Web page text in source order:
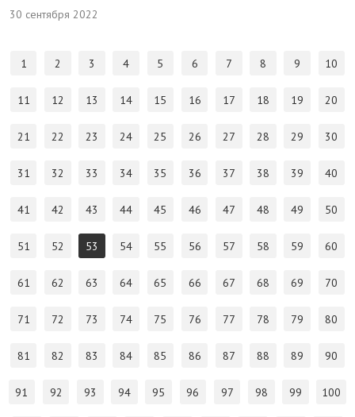
30 сентября 2022
1 2 3 4 5 6 7 8 9 10
11 12 13 14 15 16 17 18 19 20
21 22 23 24 25 26 27 28 29 30
31 32 33 34 35 36 37 38 39 40
41 42 43 44 45 46 47 48 49 50
51 52 53 54 55 56 57 58 59 60
61 62 63 64 65 66 67 68 69 70
71 72 73 74 75 76 77 78 79 80
81 82 83 84 85 86 87 88 89 90
91 92 93 94 95 96 97 98 99 100